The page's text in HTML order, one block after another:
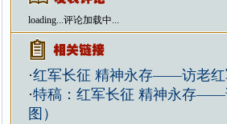
loading...评论加载中...
·红军长征 精神永存——访老红
·特稿：红军长征 精神永存——
图）